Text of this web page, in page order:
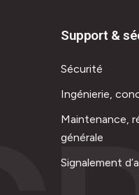
Support &
Sécurité
Ingénierie,
Maintenance,
générale
Signalement